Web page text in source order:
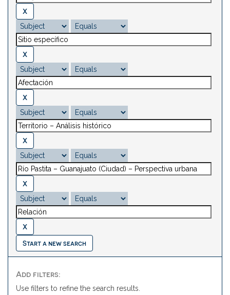
Start a new search
Add filters:
Use filters to refine the search results.